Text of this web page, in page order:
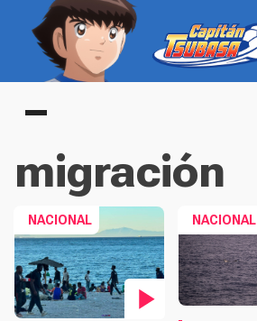
Main menu
migración
NACIONAL NACIONAL